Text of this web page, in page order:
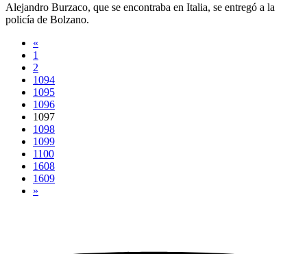
Alejandro Burzaco, que se encontraba en Italia, se entregó a la
policía de Bolzano.
«
1
2
1094
1095
1096
1097
1098
1099
1100
1608
1609
»